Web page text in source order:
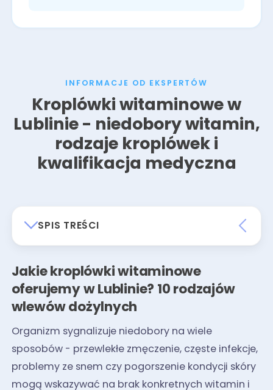
INFORMACJE OD EKSPERTÓW
Kroplówki witaminowe w
Lublinie - niedobory witamin,
rodzaje kroplówek i
kwalifikacja medyczna
SPIS TREŚCI
Jakie kroplówki witaminowe
oferujemy w Lublinie? 10 rodzajów
wlewów dożylnych
Organizm sygnalizuje niedobory na wiele
sposobów - przewlekłe zmęczenie, częste infekcje,
problemy ze snem czy pogorszenie kondycji skóry
mogą wskazywać na brak konkretnych witamin i